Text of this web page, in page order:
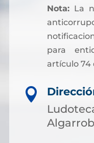
Nota:La
para
artículo 74
